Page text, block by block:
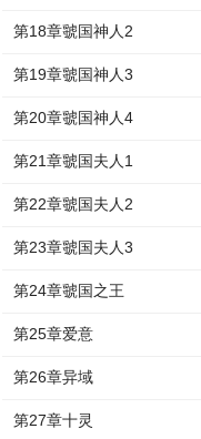
第18章虢国神人2
第19章虢国神人3
第20章虢国神人4
第21章虢国夫人1
第22章虢国夫人2
第23章虢国夫人3
第24章虢国之王
第25章爱意
第26章异域
第27章十灵